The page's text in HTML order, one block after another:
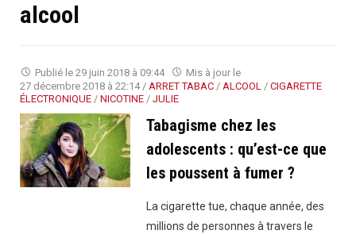
alcool
Publié le 29 juin 2018 à 09:44
Mis à jour le
27 décembre 2018 à 22:14 / ARRET TABAC / ALCOOL / CIGARETTE
ÉLECTRONIQUE / NICOTINE / JULIE
Tabagisme chez les
adolescents : qu’est-ce que
les poussent à fumer ?
La cigarette tue, chaque année, des
millions de personnes à travers le